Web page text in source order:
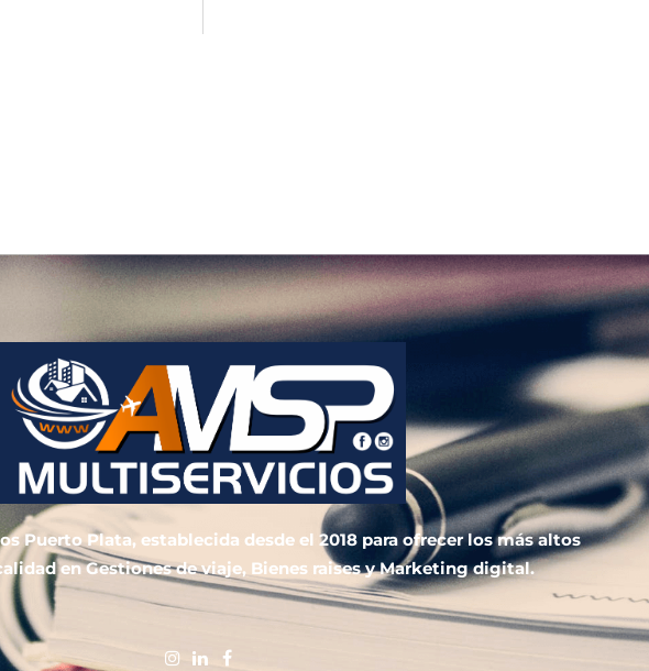
Puerto Plata, establecida desde el 2018 para ofrecer los más altos
en Gestiones de viaje, Bienes raises y Marketing digital.